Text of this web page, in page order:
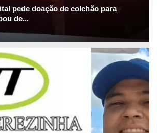
pede doação de colchão para
de...